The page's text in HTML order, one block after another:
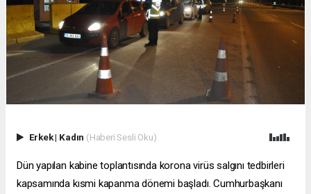
Erkek| Kadın (Haberi Sesli Oku)
Dün yapılan kabine toplantısında korona virüs salgını tedbirleri
kapsamında kısmi kapanma dönemi başladı. Cumhurbaşkanı